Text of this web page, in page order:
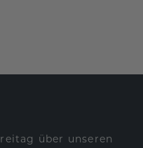
über unseren